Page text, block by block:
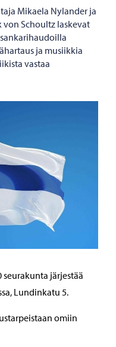
Mikaela Nylander ja
Schoultz laskevat
ja musiikkia
vastaa
järjestää
Lundinkatu 5.
omiin